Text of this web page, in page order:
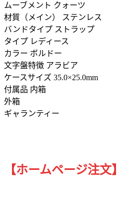
ムーブメント クォーツ
材質（メイン） ステンレス
バンドタイプ ストラップ
タイプ レディース
カラー ボルドー
文字盤特徴 アラビア
ケースサイズ 35.0×25.0mm
付属品 内箱
外箱
ギャランティー
【ホームページ注文】